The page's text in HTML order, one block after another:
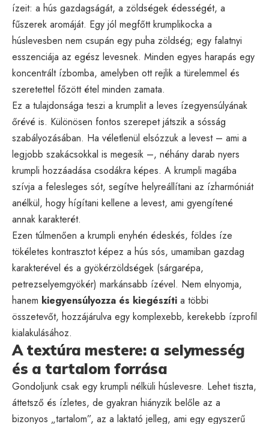
ízeit: a hús gazdagságát, a zöldségek édességét, a
fűszerek aromáját. Egy jól megfőtt krumplikocka a
húslevesben nem csupán egy puha zöldség; egy falatnyi
esszenciája az egész levesnek. Minden egyes harapás egy
koncentrált ízbomba, amelyben ott rejlik a türelemmel és
szeretettel főzött étel minden zamata.
Ez a tulajdonsága teszi a krumplit a leves ízegyensúlyának
őrévé is. Különösen fontos szerepet játszik a sósság
szabályozásában. Ha véletlenül elsózzuk a levest – ami a
legjobb szakácsokkal is megesik –, néhány darab nyers
krumpli hozzáadása csodákra képes. A krumpli magába
szívja a felesleges sót, segítve helyreállítani az ízharmóniát
anélkül, hogy hígítani kellene a levest, ami gyengítené
annak karakterét.
Ezen túlmenően a krumpli enyhén édeskés, földes íze
tökéletes kontrasztot képez a hús sós, umamiban gazdag
karakterével és a gyökérzöldségek (sárgarépa,
petrezselyemgyökér) markánsabb ízével. Nem elnyomja,
hanem kiegyensúlyozza és kiegészíti a többi
összetevőt, hozzájárulva egy komplexebb, kerekebb ízprofil
kialakulásához.
A textúra mestere: a selymesség
és a tartalom forrása
Gondoljunk csak egy krumpli nélküli húslevesre. Lehet tiszta,
áttetsző és ízletes, de gyakran hiányzik belőle az a
bizonyos „tartalom”, az a laktató jelleg, ami egy egyszerű